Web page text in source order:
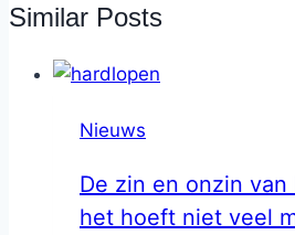
Similar Posts
Nieuws
De zin en onzin van
het hoeft niet veel